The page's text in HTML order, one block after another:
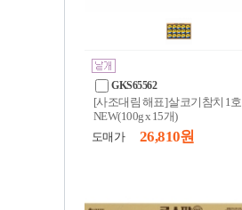
GKS65562
[사조대림 해표] 살코기참치 1호
NEW(100g x 15개)
도매가
26,810 원